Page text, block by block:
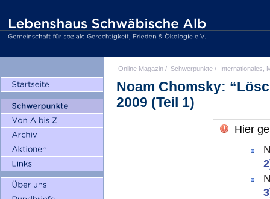
Online Magazin / Schwerpunkte / Internationales,
Noam Chomsky:
2009 (Teil 1)
Hier